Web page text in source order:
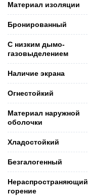
Материал изоляции
Бронированный
С низким дымо-
газовыделением
Наличие экрана
Огнестойкий
Материал наружной
оболочки
Хладостойкий
Безгалогенный
Нераспространяющий
горение